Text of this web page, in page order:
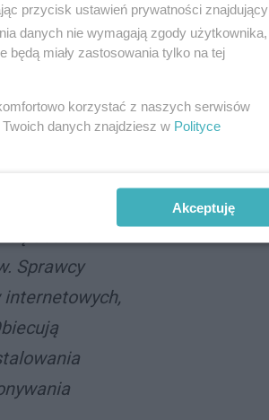
złotych na
senior
obecnie
Sprawcy
przycisk ustawień prywatności znajdujący
danych nie wymagają zgody użytkownika,
miały zastosowania tylko na tej
korzystać z naszych serwisów
danych znajdziesz w Polityce
Akceptuję